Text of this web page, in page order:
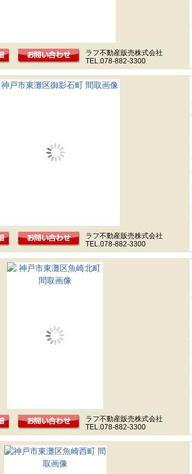
ラフ不動産販売株式会社
TEL.078-882-3300
ラフ不動産販売株式会社
TEL.078-882-3300
ラフ不動産販売株式会社
TEL.078-882-3300